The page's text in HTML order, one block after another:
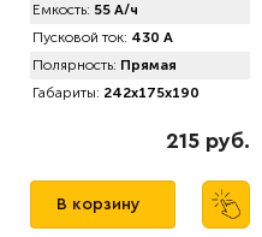
Емкость: 55 А/ч
Пусковой ток: 430 А
Полярность: Прямая
Габариты: 242x175x190
215 руб.
В корзину